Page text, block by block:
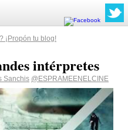
¡Propón tu blog!
intérpretes
Sanchis @ESPRAMEENELCINE